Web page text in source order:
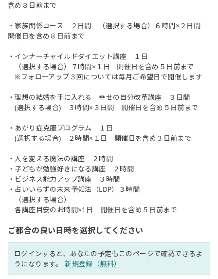
含め８日前まで
・家族関係コース ２日間 （選択する場合）６時間×２日間
開催日を含め８日前まで
・インナーチャイルドダイエット講座 １日
（選択する場合）７時間×１日 開催日を含め５日前まで
※フォローアップ３回については毎月ご希望日で開催します
・理想の結婚を手に入れる 幸せの自分改革講座 ３日間
(選択する場合) ３時間×３日間 開催日を含め５日前まで
・あがり症克服プログラム １日
(選択する場合) ２時間×１日 開催日を含め３日前まで
・人を変える魔法の講座 ２時間
・子どもが勉強好きになる講座 ２時間
・ビジネス能力アップ講座 ３時間
・占いいらずの未来予知法（LDP）３時間
（選択する場合）
各講座目安のお時間×1日 開催日を含め５日前まで
ご都合の良い日時を選択してください
ログインすると、あなたの予定もこのページで確認できるよ
うになります。新規登録（無料）